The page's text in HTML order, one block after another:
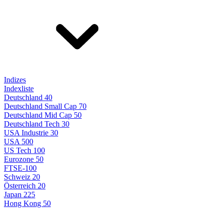
Indizes
Indexliste
Deutschland 40
Deutschland Small Cap 70
Deutschland Mid Cap 50
Deutschland Tech 30
USA Industrie 30
USA 500
US Tech 100
Eurozone 50
FTSE-100
Schweiz 20
Österreich 20
Japan 225
Hong Kong 50